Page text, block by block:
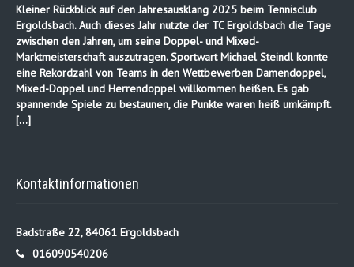
Kleiner Rückblick auf den Jahresausklang 2025 beim Tennisclub
Ergoldsbach. Auch dieses Jahr nutzte der TC Ergoldsbach die Tage
zwischen den Jahren, um seine Doppel- und Mixed-
Marktmeisterschaft auszutragen. Sportwart Michael Steindl konnte
eine Rekordzahl von Teams in den Wettbewerben Damendoppel,
Mixed-Doppel und Herrendoppel willkommen heißen. Es gab
spannende Spiele zu bestaunen, die Punkte waren heiß umkämpft.
[…]
Kontaktinformationen
Badstraße 22, 84061 Ergoldsbach
016090540206